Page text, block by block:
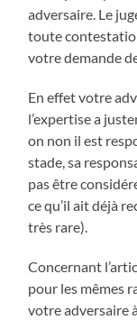
adversaire. Le
toute
votre demande
En effet votre
l’expertise a
on non il est
stade, sa
pas être
ce qu’il ait déjà
très rare).
Concernant
pour les mêmes
votre adversaire